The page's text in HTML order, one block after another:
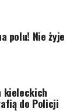
polu! Nie żyje
kieleckich
do Policji